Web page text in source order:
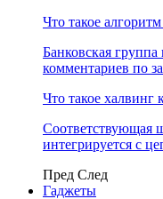
Что такое
Банковская
комментариев по
Что такое
Соответствующая
интегрируется с
Пред След
Гаджеты